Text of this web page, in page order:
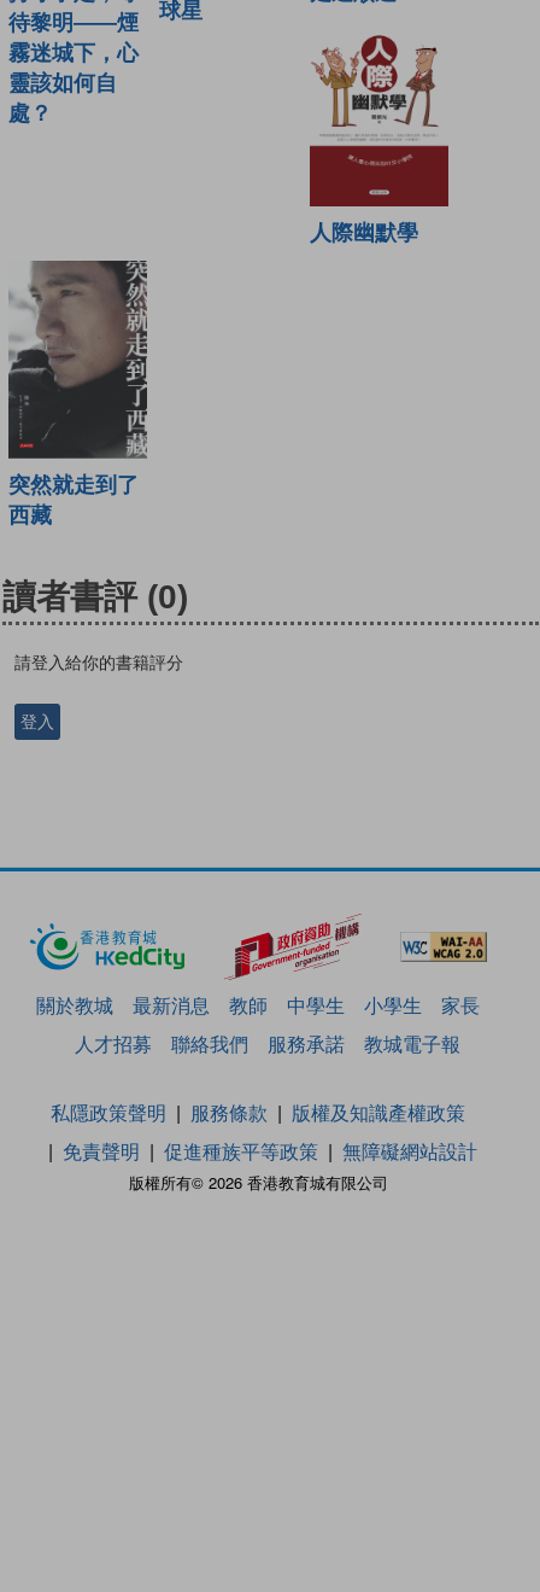
待黎明——煙
霧迷城下，心
靈該如何自
處？
球星
人際幽默學
突然就走到了
西藏
讀者書評 (0)
請登入給你的書籍評分
登入
關於教城 最新消息 教師 中學生 小學生
家長
人才招募
聯絡我們 服務承諾 教城電子報
版權所有© 2026 香港教育城有限公司
私隱政策聲明 服務條款
版權及知識產權政策
免責聲明
促進種族平等政策 無障礙網站設計